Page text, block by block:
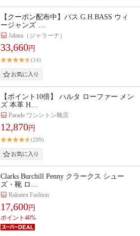
【クーポン配布中】バス G.H.BASS ウィ
ージャンズ …
Jalana（ジャラーナ）
33,660円
(14)
【ポイント10倍】 ハルタ ローファー メン
ズ 本革 H…
Parade ワシントン靴店
12,870円
(299)
Clarks Burchill Penny クラークス シュー
ズ・靴 ロ…
Rakuten Fashion
17,600円
ポイント40%